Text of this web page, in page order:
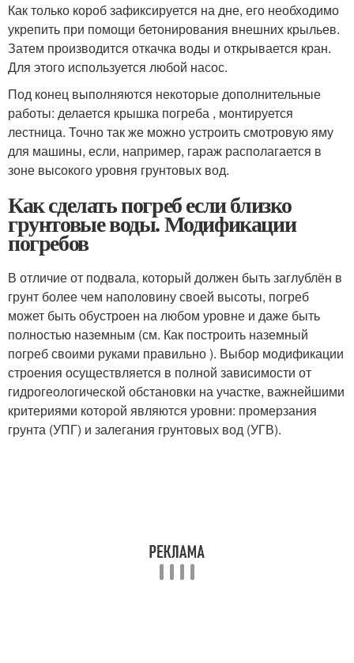
Как только короб зафиксируется на дне, его необходимо
укрепить при помощи бетонирования внешних крыльев.
Затем производится откачка воды и открывается кран.
Для этого используется любой насос.
Под конец выполняются некоторые дополнительные
работы: делается крышка погреба , монтируется
лестница. Точно так же можно устроить смотровую яму
для машины, если, например, гараж располагается в
зоне высокого уровня грунтовых вод.
Как сделать погреб если близко
грунтовые воды. Модификации
погребов
В отличие от подвала, который должен быть заглублён в
грунт более чем наполовину своей высоты, погреб
может быть обустроен на любом уровне и даже быть
полностью наземным (см. Как построить наземный
погреб своими руками правильно ). Выбор модификации
строения осуществляется в полной зависимости от
гидрогеологической обстановки на участке, важнейшими
критериями которой являются уровни: промерзания
грунта (УПГ) и залегания грунтовых вод (УГВ).